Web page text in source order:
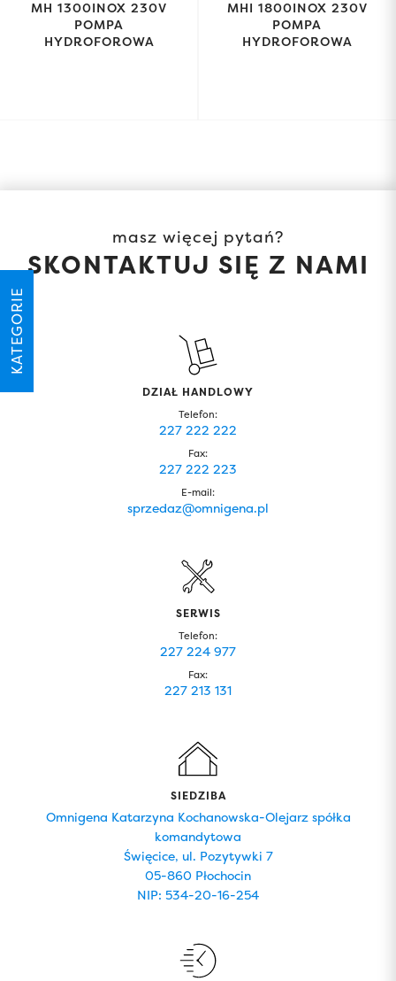
KATEGORIE
MH 1300INOX 230V
POMPA
HYDROFOROWA
MHI 1800INOX 230V
POMPA
HYDROFOROWA
masz więcej pytań?
SKONTAKTUJ SIĘ Z NAMI
DZIAŁ HANDLOWY
Telefon:
227 222 222
Fax:
227 222 223
E-mail:
sprzedaz@omnigena.pl
SERWIS
Telefon:
227 224 977
Fax:
227 213 131
SIEDZIBA
Omnigena Katarzyna Kochanowska-Olejarz spółka
komandytowa
Święcice, ul. Pozytywki 7
05-860 Płochocin
NIP: 534-20-16-254